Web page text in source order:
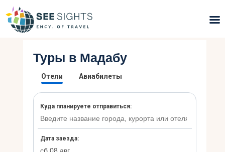
Поиск туров
Горящие туры
Типы Туров
Страны
Туры в Мадабу